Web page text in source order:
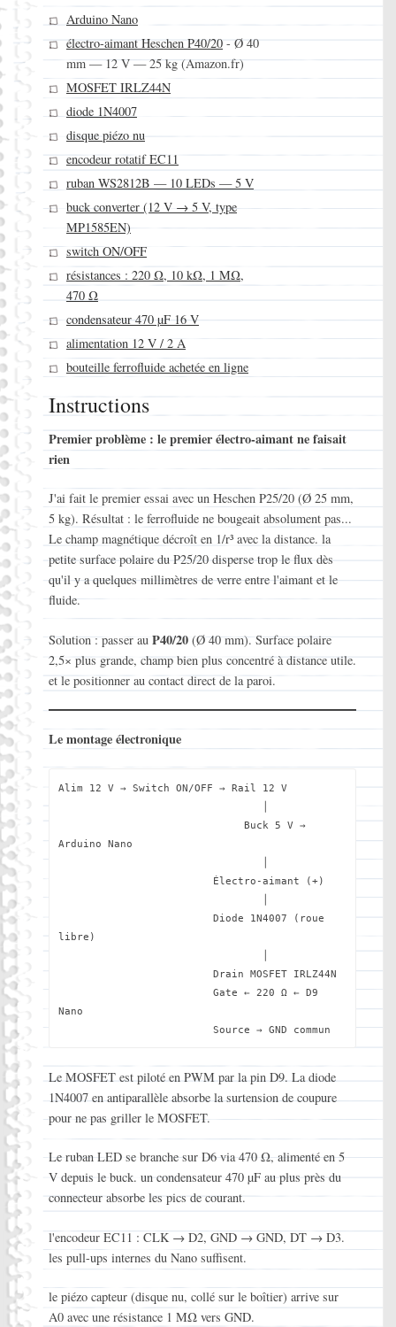
Arduino Nano
électro-aimant Heschen P40/20- Ø 40
mm — 12 V — 25 kg (Amazon.fr)
MOSFET IRLZ44N
diode 1N4007
disque piézo nu
encodeur rotatif EC11
ruban WS2812B — 10 LEDs — 5 V
buck converter (12 V → 5 V, type
MP1585EN)
switch ON/OFF
résistances : 220 Ω, 10 kΩ, 1 MΩ,
470 Ω
condensateur 470 µF 16 V
alimentation 12 V / 2 A
bouteille ferrofluide achetée en ligne
Instructions
Premier problème : le premier électro-aimant ne faisait
rien
J'ai fait le premier essai avec un Heschen P25/20 (Ø 25 mm,
5 kg). Résultat : le ferrofluide ne bougeait absolument pas...
Le champ magnétique décroît en 1/r³ avec la distance. la
petite surface polaire du P25/20 disperse trop le flux dès
qu'il y a quelques millimètres de verre entre l'aimant et le
fluide.
Solution : passer au P40/20 (Ø 40 mm). Surface polaire
2,5× plus grande, champ bien plus concentré à distance utile.
et le positionner au contact direct de la paroi.
Le montage électronique
Alim 12 V → Switch ON/OFF → Rail 12 V
Arduino Nano
libre)
Nano
Le MOSFET est piloté en PWM par la pin D9. La diode
1N4007 en antiparallèle absorbe la surtension de coupure
pour ne pas griller le MOSFET.
Le ruban LED se branche sur D6 via 470 Ω, alimenté en 5
V depuis le buck. un condensateur 470 µF au plus près du
connecteur absorbe les pics de courant.
l'encodeur EC11 : CLK → D2, GND → GND, DT → D3.
les pull-ups internes du Nano suffisent.
le piézo capteur (disque nu, collé sur le boîtier) arrive sur
A0 avec une résistance 1 MΩ vers GND.